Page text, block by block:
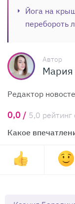
Йога на
перебороть
Автор
Мария
Редактор
0,0 / 5,0 рейтинг
Какое